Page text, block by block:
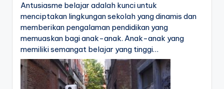
Antusiasme belajar adalah kunci untuk
menciptakan lingkungan sekolah yang dinamis dan
memberikan pengalaman pendidikan yang
memuaskan bagi anak-anak. Anak-anak yang
memiliki semangat belajar yang tinggi…